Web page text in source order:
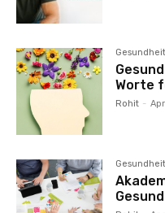
Gesundheit
Worte
Rohit -
Gesundheit